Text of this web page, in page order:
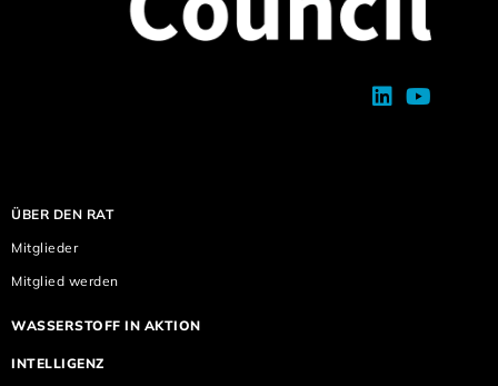
ÜBER DEN RAT
Mitglieder
Mitglied werden
WASSERSTOFF IN AKTION
INTELLIGENZ